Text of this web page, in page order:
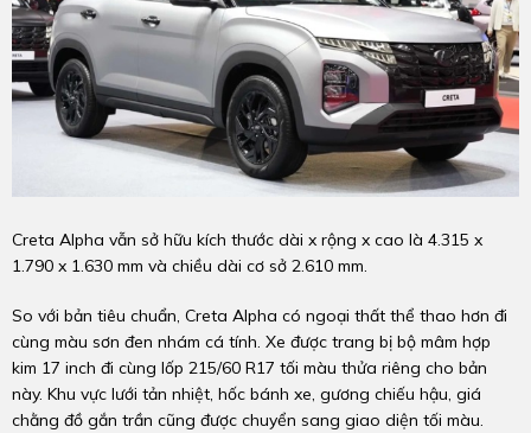
Creta Alpha vẫn sở hữu kích thước dài x rộng x cao là 4.315 x
1.790 x 1.630 mm và chiều dài cơ sở 2.610 mm.
So với bản tiêu chuẩn, Creta Alpha có ngoại thất thể thao hơn đi
cùng màu sơn đen nhám cá tính. Xe được trang bị bộ mâm hợp
kim 17 inch đi cùng lốp 215/60 R17 tối màu thửa riêng cho bản
này. Khu vực lưới tản nhiệt, hốc bánh xe, gương chiếu hậu, giá
chằng đồ gắn trần cũng được chuyển sang giao diện tối màu.